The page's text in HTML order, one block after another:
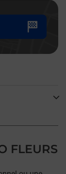
FLEURS